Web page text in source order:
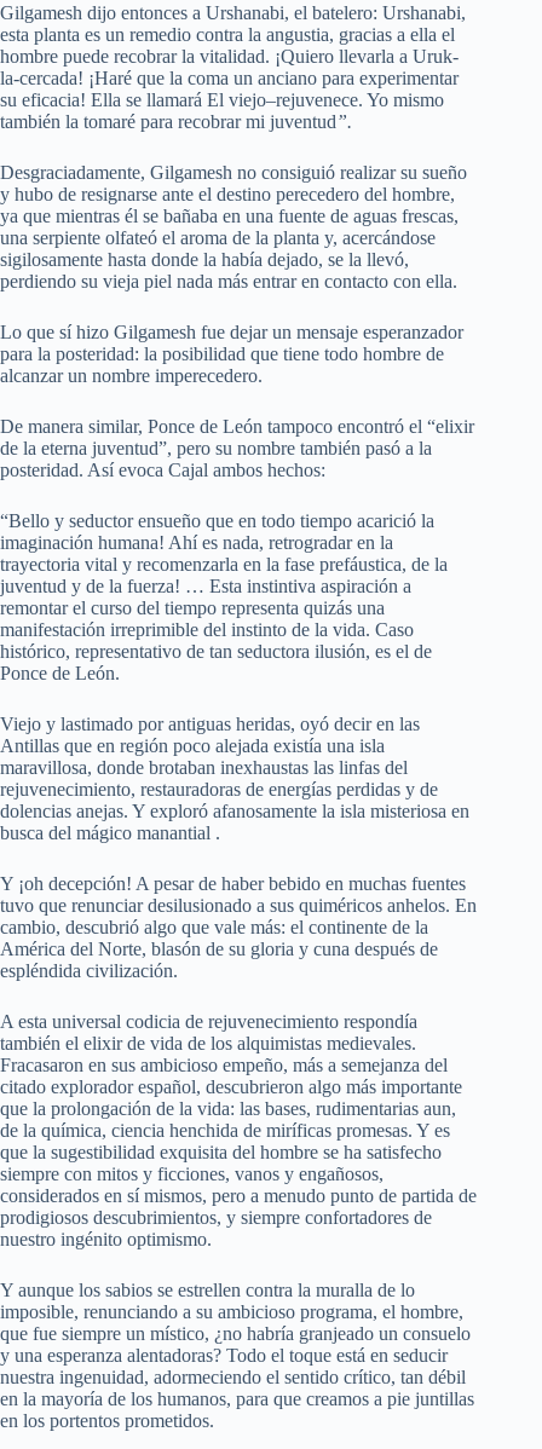
Gilgamesh dijo entonces a Urshanabi, el batelero: Urshanabi,
esta planta es un remedio contra la angustia, gracias a ella el
hombre puede recobrar la vitalidad. ¡Quiero llevarla a Uruk-
la-cercada! ¡Haré que la coma un anciano para experimentar
su eficacia! Ella se llamará El viejo–rejuvenece. Yo mismo
también la tomaré para recobrar mi juventud”.
Desgraciadamente, Gilgamesh no consiguió realizar su sueño
y hubo de resignarse ante el destino perecedero del hombre,
ya que mientras él se bañaba en una fuente de aguas frescas,
una serpiente olfateó el aroma de la planta y, acercándose
sigilosamente hasta donde la había dejado, se la llevó,
perdiendo su vieja piel nada más entrar en contacto con ella.
Lo que sí hizo Gilgamesh fue dejar un mensaje esperanzador
para la posteridad: la posibilidad que tiene todo hombre de
alcanzar un nombre imperecedero.
De manera similar, Ponce de León tampoco encontró el “elixir
de la eterna juventud”, pero su nombre también pasó a la
posteridad. Así evoca Cajal ambos hechos:
“Bello y seductor ensueño que en todo tiempo acarició la
imaginación humana! Ahí es nada, retrogradar en la
trayectoria vital y recomenzarla en la fase prefáustica, de la
juventud y de la fuerza! … Esta instintiva aspiración a
remontar el curso del tiempo representa quizás una
manifestación irreprimible del instinto de la vida. Caso
histórico, representativo de tan seductora ilusión, es el de
Ponce de León.
Viejo y lastimado por antiguas heridas, oyó decir en las
Antillas que en región poco alejada existía una isla
maravillosa, donde brotaban inexhaustas las linfas del
rejuvenecimiento, restauradoras de energías perdidas y de
dolencias anejas. Y exploró afanosamente la isla misteriosa en
busca del mágico manantial .
Y ¡oh decepción! A pesar de haber bebido en muchas fuentes
tuvo que renunciar desilusionado a sus quiméricos anhelos. En
cambio, descubrió algo que vale más: el continente de la
América del Norte, blasón de su gloria y cuna después de
espléndida civilización.
A esta universal codicia de rejuvenecimiento respondía
también el elixir de vida de los alquimistas medievales.
Fracasaron en sus ambicioso empeño, más a semejanza del
citado explorador español, descubrieron algo más importante
que la prolongación de la vida: las bases, rudimentarias aun,
de la química, ciencia henchida de miríficas promesas. Y es
que la sugestibilidad exquisita del hombre se ha satisfecho
siempre con mitos y ficciones, vanos y engañosos,
considerados en sí mismos, pero a menudo punto de partida de
prodigiosos descubrimientos, y siempre confortadores de
nuestro ingénito optimismo.
Y aunque los sabios se estrellen contra la muralla de lo
imposible, renunciando a su ambicioso programa, el hombre,
que fue siempre un místico, ¿no habría granjeado un consuelo
y una esperanza alentadoras? Todo el toque está en seducir
nuestra ingenuidad, adormeciendo el sentido crítico, tan débil
en la mayoría de los humanos, para que creamos a pie juntillas
en los portentos prometidos.